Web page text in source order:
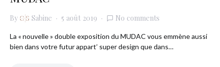
By Sabine 5 août 2019 No comments
La « nouvelle » double exposition du MUDAC vous emmène aussi
bien dans votre futur appart’ super design que dans…